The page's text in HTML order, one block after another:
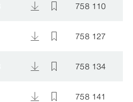
758 110
758 127
758 134
758 141